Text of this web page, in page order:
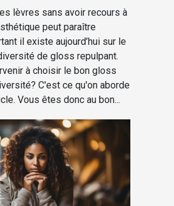
lèvres sans avoir recours à
peut paraître
il existe aujourd’hui sur le
de gloss repulpant.
à choisir le bon gloss
C'est ce qu'on aborde
Vous êtes donc au bon...